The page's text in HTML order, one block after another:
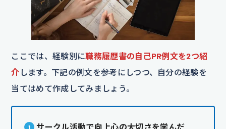
ここでは、経験別に職務履歴書の自己PR例文を2つ紹
介 します。下記の例文を参考にしつつ、自分の経験を
当てはめて作成してみましょう。
サークル活動で向上心の大切さを学んだ